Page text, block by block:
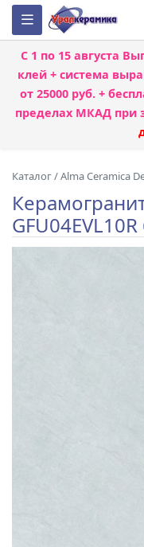
С 1 по 15 августа
клей + система
от 25000 руб. +
пределах МКАД при
Каталог/Alma Ceramica